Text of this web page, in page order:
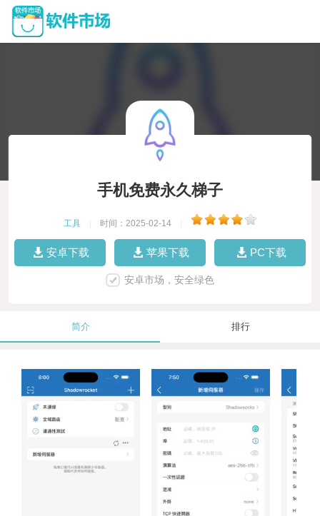
手机免费永久梯子
工具 时间：2025-02-14
安卓下载 苹果下载 PC下载
安卓市场，安全绿色
简介 排行